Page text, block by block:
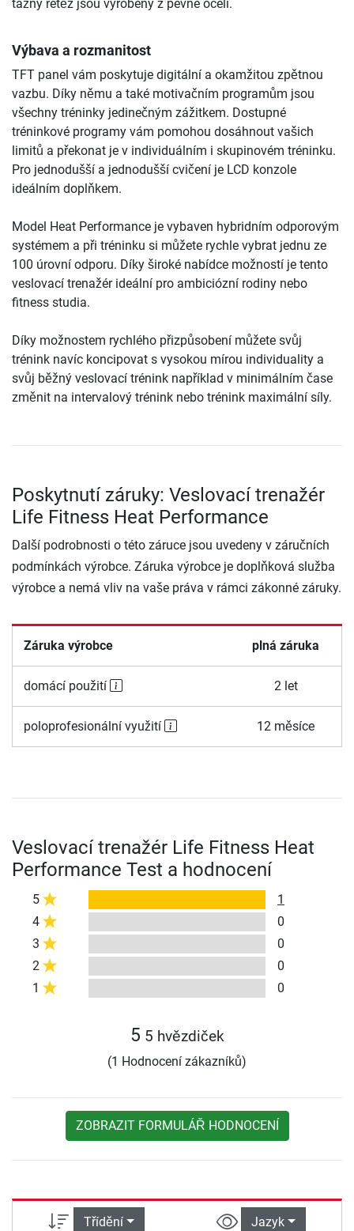
tažný řetěz jsou vyrobeny z pevné oceli.
Výbava a rozmanitost
TFT panel vám poskytuje digitální a okamžitou zpětnou
vazbu. Díky němu a také motivačním programům jsou
všechny tréninky jedinečným zážitkem. Dostupné
tréninkové programy vám pomohou dosáhnout vašich
limitů a překonat je v individuálním i skupinovém tréninku.
Pro jednodušší a jednodušší cvičení je LCD konzole
ideálním doplňkem.
Model Heat Performance je vybaven hybridním odporovým
systémem a při tréninku si můžete rychle vybrat jednu ze
100 úrovní odporu. Díky široké nabídce možností je tento
veslovací trenažér ideální pro ambiciózní rodiny nebo
fitness studia.
Díky možnostem rychlého přizpůsobení můžete svůj
trénink navíc koncipovat s vysokou mírou individuality a
svůj běžný veslovací trénink například v minimálním čase
změnit na intervalový trénink nebo trénink maximální síly.
Poskytnutí záruky: Veslovací trenažér
Life Fitness Heat Performance
Další podrobnosti o této záruce jsou uvedeny v záručních
podmínkách výrobce. Záruka výrobce je doplňková služba
výrobce a nemá vliv na vaše práva v rámci zákonné záruky.
Záruka výrobce plná záruka
domácí použití 2 let
poloprofesionální využití 12 měsíce
Veslovací trenažér Life Fitness Heat
Performance Test a hodnocení
5
1
4
0
3
0
2
0
1
0
5 5 hvězdiček
(1 Hodnocení zákazníků)
ZOBRAZIT FORMULÁŘ HODNOCENÍ
Třídění Jazyk